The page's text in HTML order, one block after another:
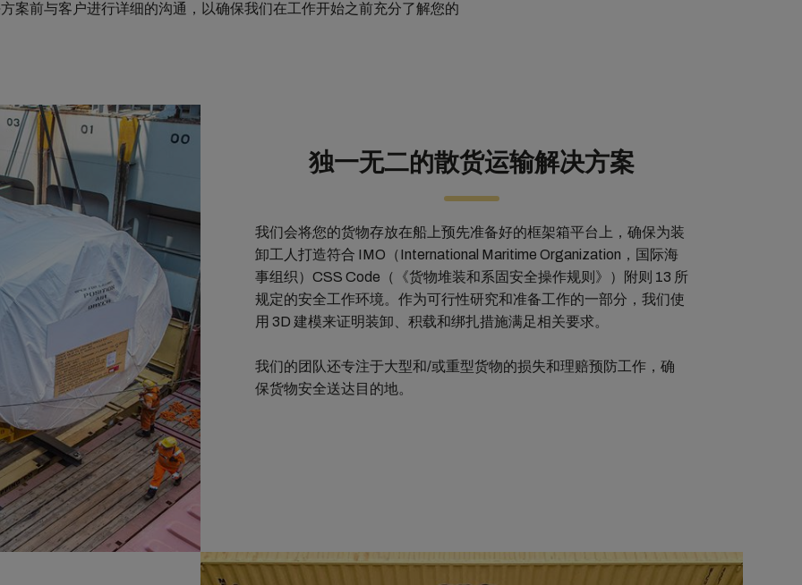
案前与客户进行详细的沟通，以确保我们在工作开始之前充分了解您的
独一无二的散货运输解决方案
我们会将您的货物存放在船上预先准备好的框架箱平台上，确保为装
卸工人打造符合 IMO（International Maritime Organization，国际海
事组织）CSS Code（《货物堆装和系固安全操作规则》）附则 13 所
规定的安全工作环境。作为可行性研究和准备工作的一部分，我们使
用 3D 建模来证明装卸、积载和绑扎措施满足相关要求。
我们的团队还专注于大型和/或重型货物的损失和理赔预防工作，确
保货物安全送达目的地。